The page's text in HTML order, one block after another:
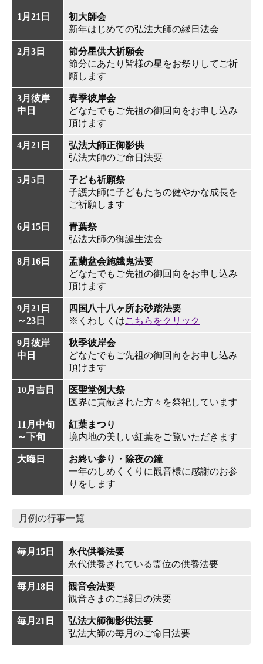
1月21日
初大師会
新年はじめての弘法大師の縁日法会
2月3日
節分星供大祈願会
節分にあたり皆様の星をお祭りしてご祈
願します
3月彼岸
中日
春季彼岸会
どなたでもご先祖の御回向をお申し込み
頂けます
4月21日
弘法大師正御影供
弘法大師のご命日法要
5月5日
子ども祈願祭
子護大師に子どもたちの健やかな成長を
ご祈願します
6月15日
青葉祭
弘法大師の御誕生法会
8月16日
盂蘭盆会施餓鬼法要
どなたでもご先祖の御回向をお申し込み
頂けます
9月21日
～23日
四国八十八ヶ所お砂踏法要
※くわしくはこちらをクリック
9月彼岸
中日
秋季彼岸会
どなたでもご先祖の御回向をお申し込み
頂けます
10月吉日
医聖堂例大祭
医界に貢献された方々を祭祀しています
11月中旬
～下旬
紅葉まつり
境内地の美しい紅葉をご覧いただきます
大晦日
お終い参り・除夜の鐘
一年のしめくくりに観音様に感謝のお参
りをします
月例の行事一覧
毎月15日
永代供養法要
永代供養されている霊位の供養法要
毎月18日
観音会法要
観音さまのご縁日の法要
毎月21日
弘法大師御影供法要
弘法大師の毎月のご命日法要